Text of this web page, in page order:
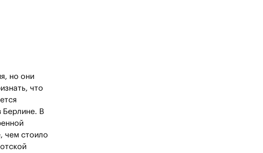
но они
что
Берлине. В
чем стоило